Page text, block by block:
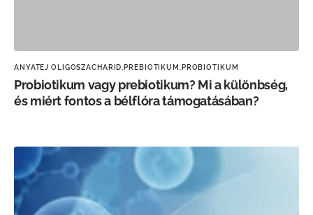
ANYATEJ OLIGOSZACHARID, PREBIOTIKUM, PROBIOTIKUM
Probiotikum vagy prebiotikum? Mi a különbség,
és miért fontos a bélflóra támogatásában?